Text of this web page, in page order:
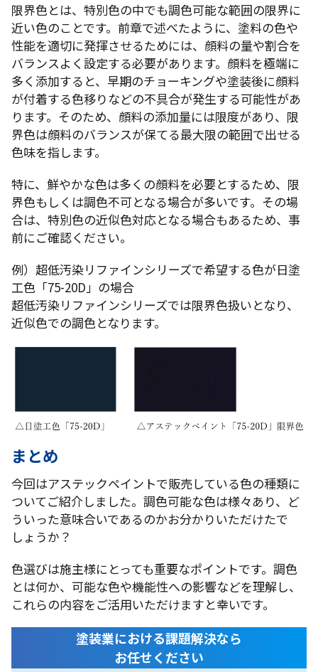
限界色とは、特別色の中でも調色可能な範囲の限界に
近い色のことです。前章で述べたように、塗料の色や
性能を適切に発揮させるためには、顔料の量や割合を
バランスよく設定する必要があります。顔料を極端に
多く添加すると、早期のチョーキングや塗装後に顔料
が付着する色移りなどの不具合が発生する可能性があ
ります。そのため、顔料の添加量には限度があり、限
界色は顔料のバランスが保てる最大限の範囲で出せる
色味を指します。
特に、鮮やかな色は多くの顔料を必要とするため、限
界色もしくは調色不可となる場合が多いです。その場
合は、特別色の近似色対応となる場合もあるため、事
前にご確認ください。
例）超低汚染リファインシリーズで希望する色が日塗
工色「75-20D」の場合
超低汚染リファインシリーズでは限界色扱いとなり、
近似色での調色となります。
まとめ
今回はアステックペイントで販売している色の種類に
ついてご紹介しました。調色可能な色は様々あり、ど
ういった意味合いであるのかお分かりいただけたで
しょうか？
色選びは施主様にとっても重要なポイントです。調色
とは何か、可能な色や機能性への影響などを理解し、
これらの内容をご活用いただけますと幸いです。
塗装業における課題解決なら
お任せください